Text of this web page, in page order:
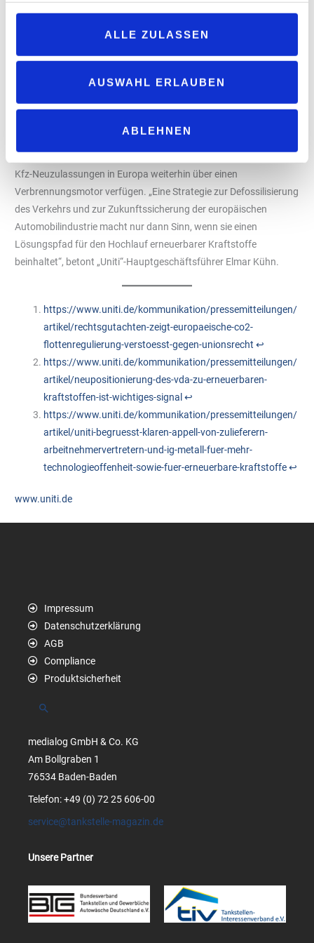
ALLE ZULASSEN
AUSWAHL ERLAUBEN
ABLEHNEN
„Es ist daher zu begrüßen, dass EU-Kommissar Tzitzikostas bei
der Vorstellung des Aktionsplans angekündigt hat, dass das
soll und dass E-Fuels darin eine Rolle spielen werden“, so Elmar
„Uniti“ bemängelt hingegen grundsätzlich, dass zum
Kfz-Neuzulassungen in Europa weiterhin über einen
Verbrennungsmotor verfügen. „Eine Strategie zur Defossilisierung
des Verkehrs und zur Zukunftssicherung der europäischen
Automobilindustrie macht nur dann Sinn, wenn sie einen
Lösungspfad für den Hochlauf erneuerbarer Kraftstoffe
beinhaltet“, betont „Uniti“-Hauptgeschäftsführer Elmar Kühn.
https://www.uniti.de/kommunikation/pressemitteilungen/
artikel/rechtsgutachten-zeigt-europaeische-co2-
flottenregulierung-verstoesst-gegen-unionsrecht ↩︎
https://www.uniti.de/kommunikation/pressemitteilungen/
artikel/neupositionierung-des-vda-zu-erneuerbaren-
kraftstoffen-ist-wichtiges-signal ↩︎
https://www.uniti.de/kommunikation/pressemitteilungen/
artikel/uniti-begruesst-klaren-appell-von-zulieferern-
arbeitnehmervertretern-und-ig-metall-fuer-mehr-
technologieoffenheit-sowie-fuer-erneuerbare-kraftstoffe↩︎
www.uniti.de
Impressum
Datenschutzerklärung
AGB
Compliance
Produktsicherheit
Suchen
medialog GmbH & Co. KG
Am Bollgraben 1
76534 Baden-Baden
Telefon: +49 (0) 72 25 606-00
service@tankstelle-magazin.de
Unsere Partner